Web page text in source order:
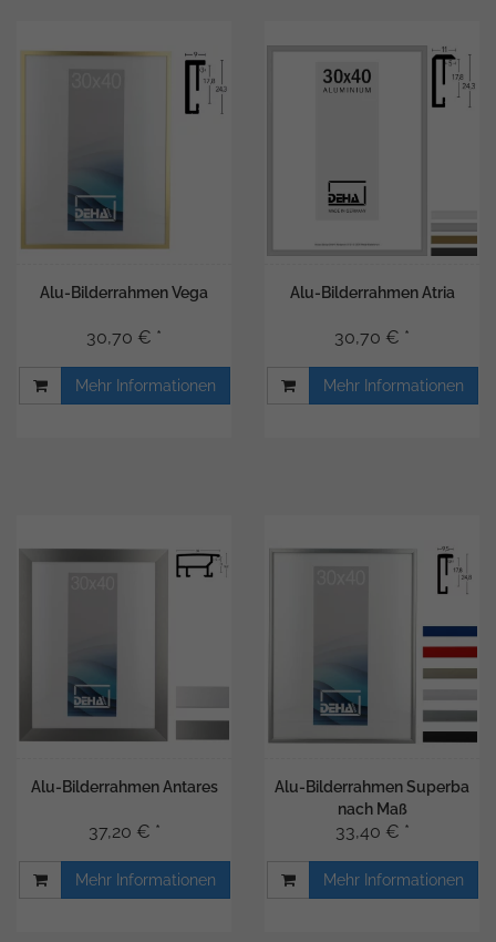
Alu-Bilderrahmen Vega
30,70 € *
Mehr Informationen
Alu-Bilderrahmen Atria
30,70 € *
Mehr Informationen
Alu-Bilderrahmen Antares
37,20 € *
Mehr Informationen
Alu-Bilderrahmen Superba
nach Maß
33,40 € *
Mehr Informationen